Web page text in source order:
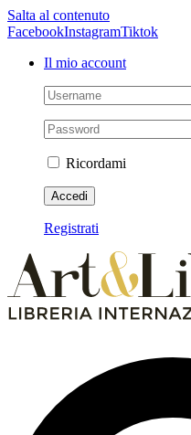
Salta al contenuto
FacebookInstagramTiktok
Il mio account
Ricordami
Registrati